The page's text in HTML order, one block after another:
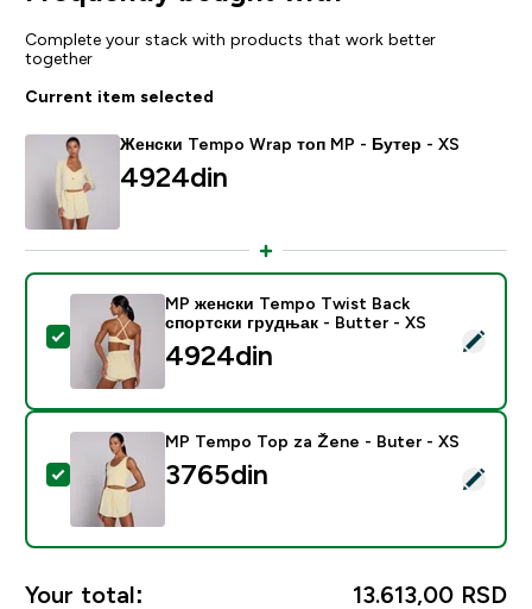
Complete your stack with products that work better
together
Current item selected
Женски Tempo Wrap топ MP - Бутер - XS
4924din‎
Select this product - MP женски Tempo Twist Back
MP женски Tempo Twist Back
спортски грудњак - Butter - XS
4924din‎
Select this product - MP Tempo Top za Žene - Buter
MP Tempo Top za Žene - Buter - XS
3765din‎
Your total: 13.613,00 RSD‎